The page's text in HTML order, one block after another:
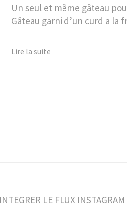
Un seul et même gâteau
Gâteau garni d’un curd a la
Lire la suite
INTEGRER LE FLUX